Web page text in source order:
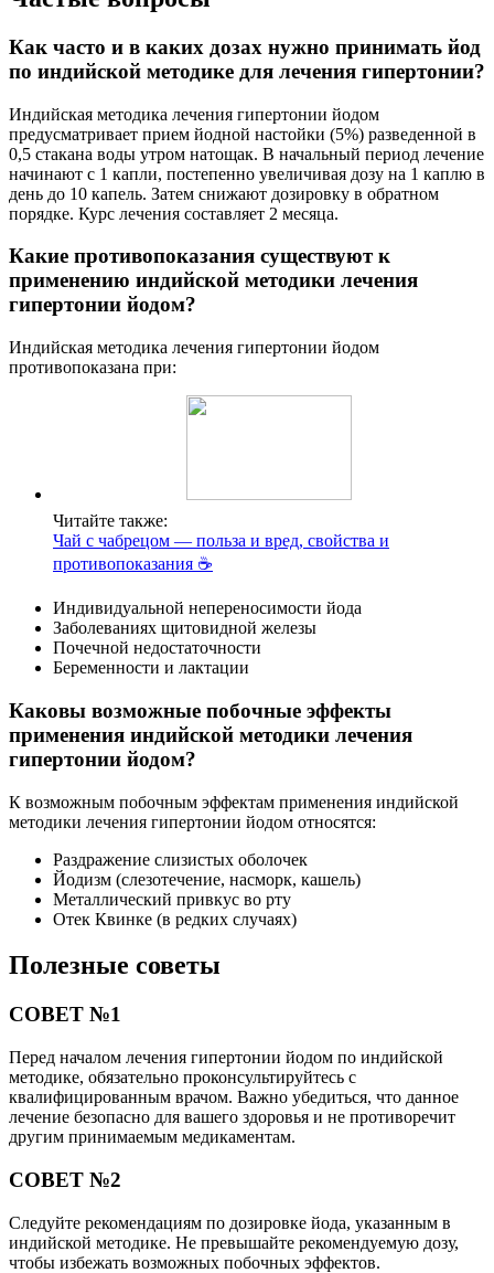
Как часто и в каких дозах нужно принимать йод
по индийской методике для лечения гипертонии?
Индийская методика лечения гипертонии йодом
предусматривает прием йодной настойки (5%) разведенной в
0,5 стакана воды утром натощак. В начальный период лечение
начинают с 1 капли, постепенно увеличивая дозу на 1 каплю в
день до 10 капель. Затем снижают дозировку в обратном
порядке. Курс лечения составляет 2 месяца.
Какие противопоказания существуют к
применению индийской методики лечения
гипертонии йодом?
Индийская методика лечения гипертонии йодом
противопоказана при:
Читайте также:
Чай с чабрецом — польза и вред, свойства и
противопоказания ☕
Индивидуальной непереносимости йода
Заболеваниях щитовидной железы
Почечной недостаточности
Беременности и лактации
Каковы возможные побочные эффекты
применения индийской методики лечения
гипертонии йодом?
К возможным побочным эффектам применения индийской
методики лечения гипертонии йодом относятся:
Раздражение слизистых оболочек
Йодизм (слезотечение, насморк, кашель)
Металлический привкус во рту
Отек Квинке (в редких случаях)
Полезные советы
СОВЕТ №1
Перед началом лечения гипертонии йодом по индийской
методике, обязательно проконсультируйтесь с
квалифицированным врачом. Важно убедиться, что данное
лечение безопасно для вашего здоровья и не противоречит
другим принимаемым медикаментам.
СОВЕТ №2
Следуйте рекомендациям по дозировке йода, указанным в
индийской методике. Не превышайте рекомендуемую дозу,
чтобы избежать возможных побочных эффектов.